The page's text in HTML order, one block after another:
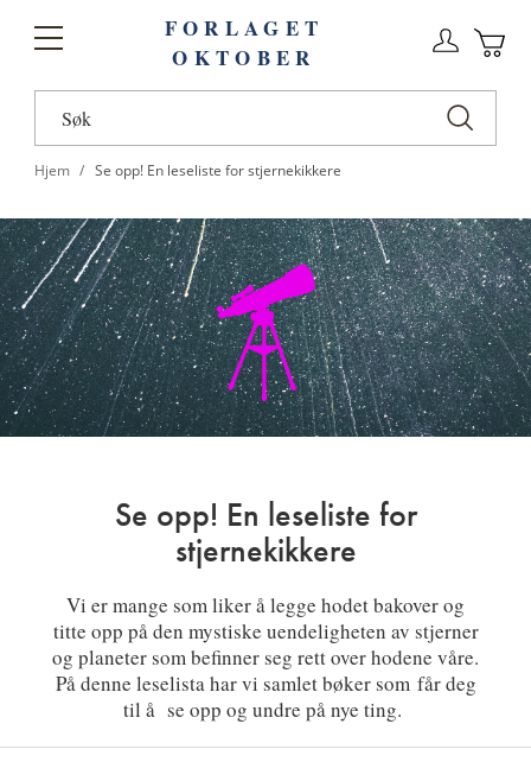
Toggle
FORLAGET
OKTOBER
Hjem Se opp! En leseliste for stjernekikkere
Se opp! En leseliste for
stjernekikkere
Vi er mange som liker å legge hodet bakover og
titte opp på den mystiske uendeligheten av stjerner
og planeter som befinner seg rett over hodene våre.
På denne leselista har vi samlet bøker som får deg
til å se opp og undre på nye ting.